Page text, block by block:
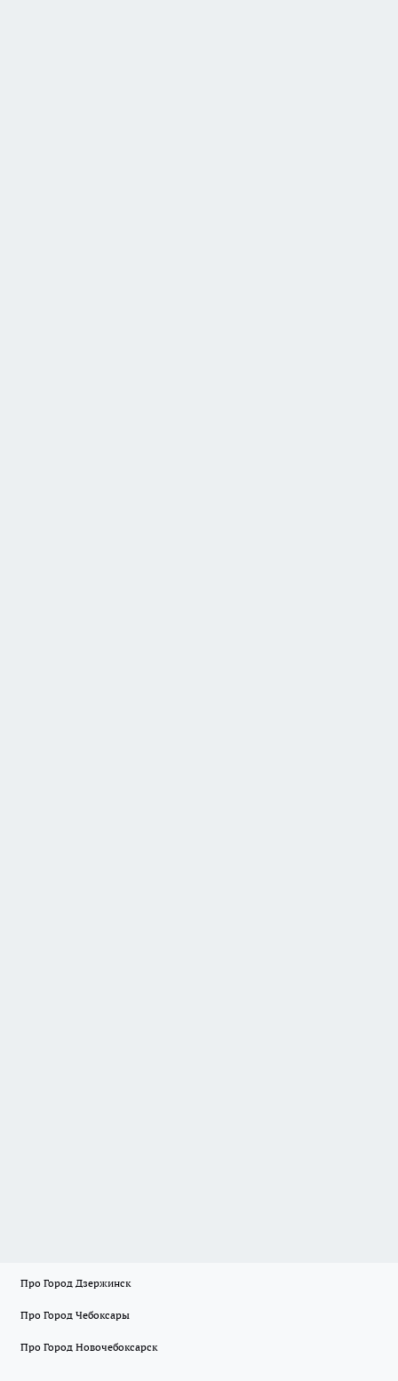
Про Город Дзержинск
Про Город Чебоксары
Про Город Новочебоксарск